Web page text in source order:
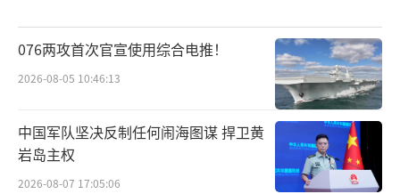
076两攻首次官宣使用综合电推！
2026-08-05 10:46:13
中国军队坚决反制任何闹海图谋 捍卫黄
岩岛主权
2026-08-07 17:05:06